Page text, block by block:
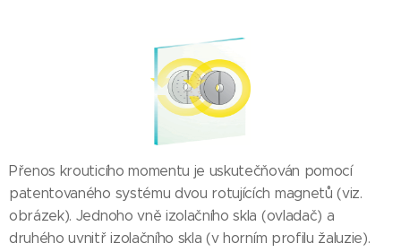
Přenos krouticího momentu je uskutečňován pomocí
patentovaného systému dvou rotujících magnetů (viz.
obrázek). Jednoho vně izolačního skla (ovladač) a
druhého uvnitř izolačního skla (v horním profilu žaluzie).